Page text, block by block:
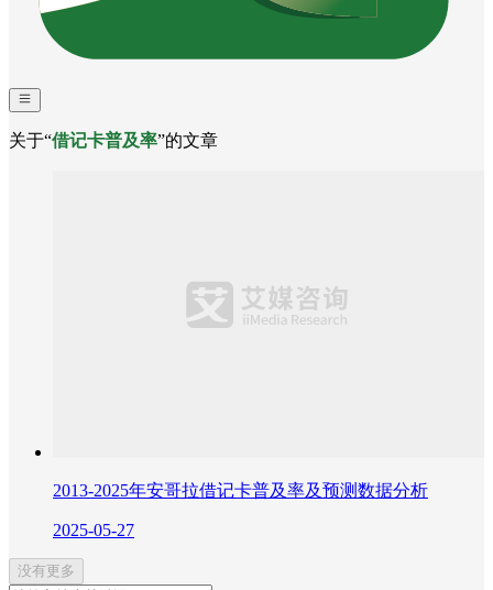
关于“借记卡普及率”的文章
2013-2025年安哥拉借记卡普及率及预测数据分析
2025-05-27
没有更多